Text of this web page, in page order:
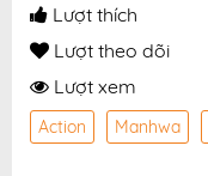
Lượt thích
Lượt theo dõi
Lượt xem
Action Manhwa